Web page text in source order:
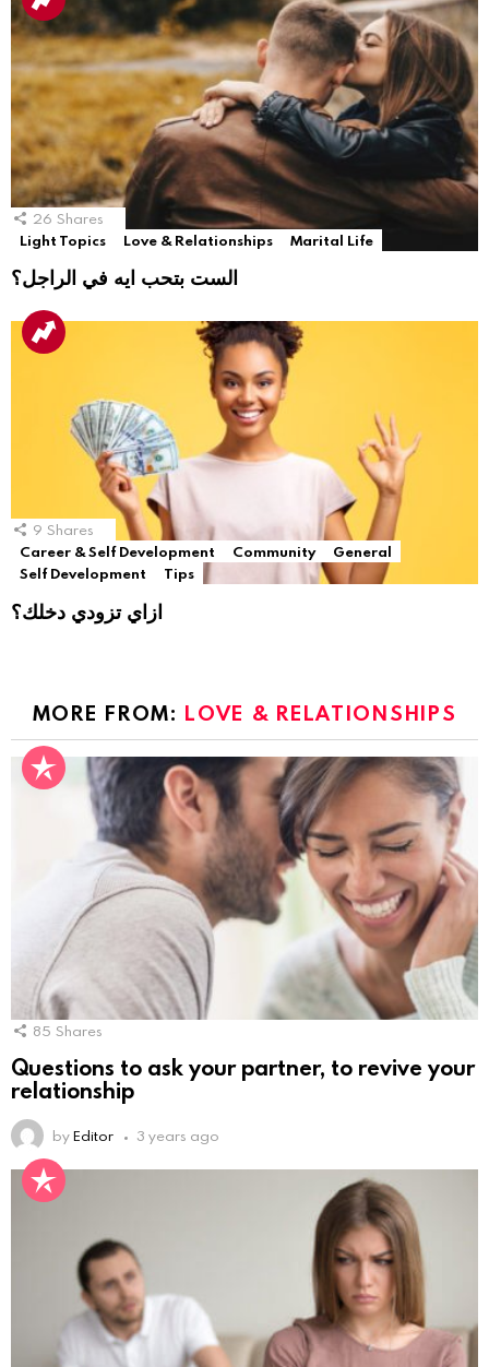
26 Shares
Light Topics
Love & Relationships Marital Life
الست بتحب ايه في الراجل؟
9 Shares
Career & Self Development
Community
General
Self Development
Tips
ازاي تزودي دخلك؟
MORE FROM: LOVE & RELATIONSHIPS
85 Shares
Questions to ask your partner, to revive your
relationship
byEditor 3 years ago